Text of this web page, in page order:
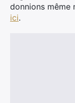
donnions même
ici.